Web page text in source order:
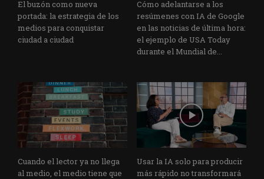
El buzón como nueva
portada: la estrategia de los
medios para conquistar
ciudad a ciudad
Cómo adelantarse a los
resúmenes con IA de Google
en las noticias de última hora:
el ejemplo de USA Today
durante el Mundial de...
Cuando el lector ya no llega
al medio, el medio tiene que
Usar la IA solo para producir
más rápido no transformará